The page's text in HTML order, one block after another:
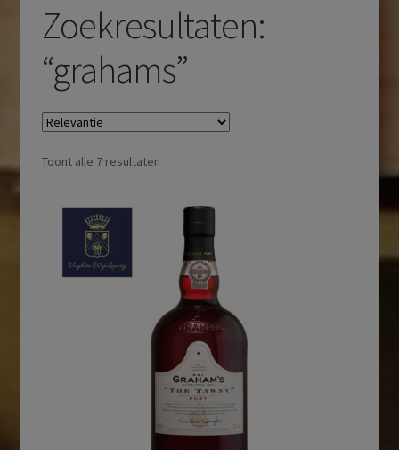
Zoekresultaten:
“grahams”
Toont alle 7 resultaten